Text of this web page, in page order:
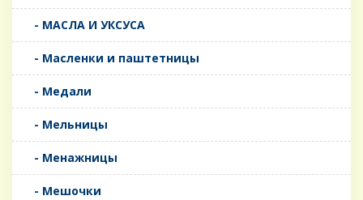
- МАСЛА И УКСУСА
- Масленки и паштетницы
- Медали
- Мельницы
- Менажницы
- Мешочки